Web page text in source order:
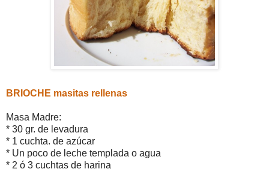
BRIOCHE masitas rellenas
Masa Madre:
* 30 gr. de levadura
* 1 cuchta. de azúcar
* Un poco de leche templada o agua
* 2 ó 3 cuchtas de harina